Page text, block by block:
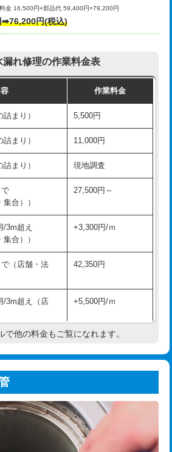
上）
㎝まで） 27,500円
超え） 38,500円
38,500円
現場見積
16,500円
現場見積
での価格です。
壁付・デッキ
16,500円+材料費
）
品） 11,000円+材料費
） 13,200円
栓） 16,500円
・分岐水栓） 16,500円
加工) 16,500円
止め)
具設置) 5,500円
用（バンド止
5,500円
・埋め戻し作
11,000円
VP・HI）使
ング鋼管・銅
/3ｍまで)
44,000円
グ鋼管・銅
+8,800円
金 16,500円+部品代 59,400円=79,200円
➡76,200円(税込)
れ修理の作業料金表
作業料金
まり） 5,500円
まり） 11,000円
まり） 現地調査
合））
27,500円～
3m超え
合））
+3,300円/ｍ
（店舗・法
42,350円
3m超え（店
+5,500円/ｍ
現地調査
超え +3,300円
33,000円
で他の料金もご覧になれます。